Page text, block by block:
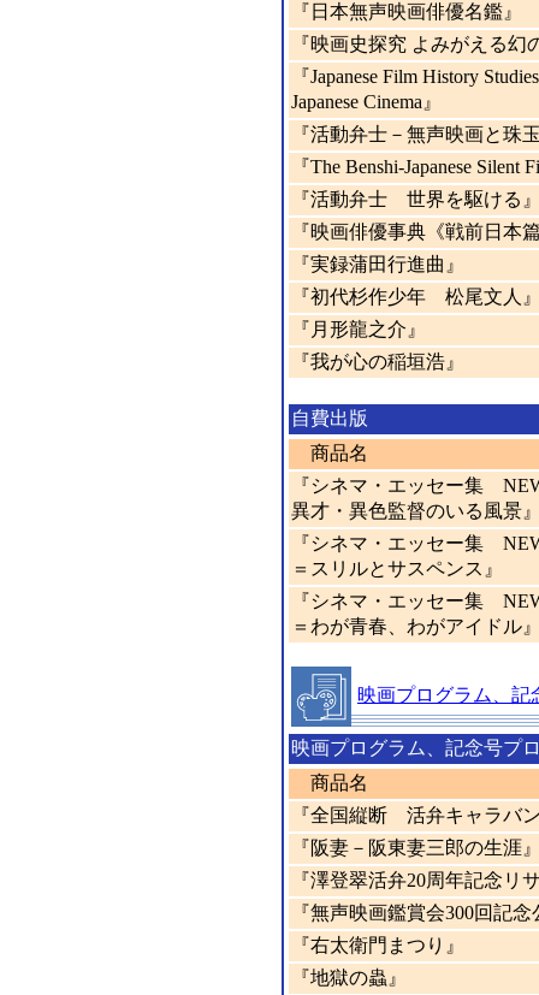
『日本無声映画俳優名鑑』
『映画史探究 よみがえる
『Japanese Film History
Japanese Cinema』
『活動弁士－無声映画と珠
『The Benshi-Japanese Silent
『活動弁士 世界を駆ける
『映画俳優事典《戦前日本
『実録蒲田行進曲』
『初代杉作少年 松尾文人
『月形龍之介』
『我が心の稲垣浩』
自費出版
商品名
『シネマ・エッセー集
異才・異色監督のいる風景
『シネマ・エッセー集
＝スリルとサスペンス』
『シネマ・エッセー集
＝わが青春、わがアイドル
映画プログラム、記
映画プログラム、記念号プ
商品名
『全国縦断 活弁キャラバ
『阪妻－阪東妻三郎の生涯
『澤登翠活弁20周年記念リ
『無声映画鑑賞会300回記念
『右太衛門まつり』
『地獄の蟲』